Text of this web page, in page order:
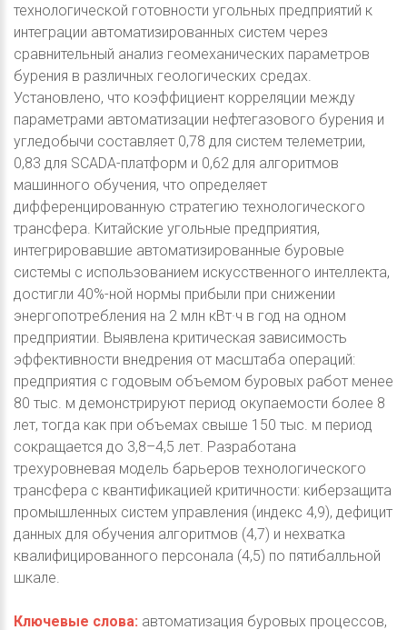
технологической готовности угольных предприятий к
интеграции автоматизированных систем через
сравнительный анализ геомеханических параметров
бурения в различных геологических средах.
Установлено, что коэффициент корреляции между
параметрами автоматизации нефтегазового бурения и
угледобычи составляет 0,78 для систем телеметрии,
0,83 для SCADA-платформ и 0,62 для алгоритмов
машинного обучения, что определяет
дифференцированную стратегию технологического
трансфера. Китайские угольные предприятия,
интегрировавшие автоматизированные буровые
системы с использованием искусственного интеллекта,
достигли 40%-ной нормы прибыли при снижении
энергопотребления на 2 млн кВт·ч в год на одном
предприятии. Выявлена критическая зависимость
эффективности внедрения от масштаба операций:
предприятия с годовым объемом буровых работ менее
80 тыс. м демонстрируют период окупаемости более 8
лет, тогда как при объемах свыше 150 тыс. м период
сокращается до 3,8–4,5 лет. Разработана
трехуровневая модель барьеров технологического
трансфера с квантификацией критичности: киберзащита
промышленных систем управления (индекс 4,9), дефицит
данных для обучения алгоритмов (4,7) и нехватка
квалифицированного персонала (4,5) по пятибалльной
шкале.
Ключевые слова: автоматизация буровых процессов,